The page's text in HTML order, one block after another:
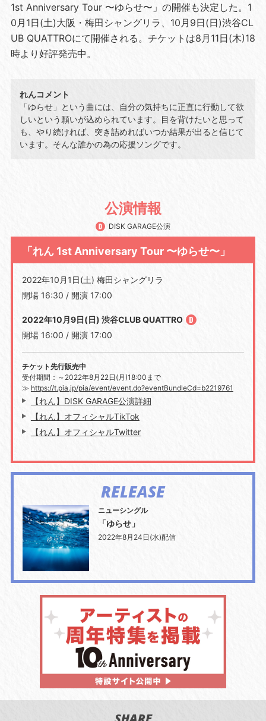
1st Anniversary Tour 〜ゆらせ〜」の開催も決定した。1
0月1日(土)大阪・梅田シャングリラ、10月9日(日)渋谷CL
UB QUATTROにて開催される。チケットは8月11日(木)18
時より好評発売中。
れんコメント
「ゆらせ」という曲には、自分の気持ちに正直に行動して欲
しいという願いが込められています。目を背けたいと思って
も、やり続ければ、突き詰めればいつか結果が出ると信じて
います。そんな誰かの為の応援ソングです。
公演情報
DISK GARAGE公演
「れん 1st Anniversary Tour 〜ゆらせ〜」
2022年10月1日(土) 梅田シャングリラ
開場 16:30 / 開演 17:00
2022年10月9日(日) 渋谷CLUB QUATTRO
開場 16:00 / 開演 17:00
チケット先行販売中
受付期間：～2022年8月22日(月)18:00まで
≫ https://t.pia.jp/pia/event/event.do?eventBundleCd=b2219761
【れん】DISK GARAGE公演詳細
【れん】オフィシャルTikTok
【れん】オフィシャルTwitter
RELEASE
ニューシングル
「ゆらせ」
2022年8月24日(水)配信